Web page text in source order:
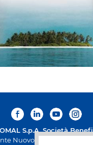
OMAL S.p.A. Società
Nuovo 11, Rodengo